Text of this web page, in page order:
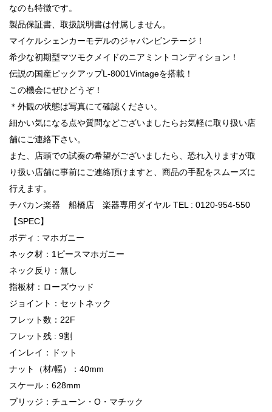
なのも特徴です。
製品保証書、取扱説明書は付属しません。
マイケルシェンカーモデルのジャパンビンテージ！
希少な初期型マツモクメイドのニアミントコンディション！
伝説の国産ピックアップL-8001Vintageを搭載！
この機会にぜひどうぞ！
＊外観の状態は写真にて確認ください。
細かい気になる点や質問などございましたらお気軽に取り扱い店
舗にご連絡下さい。
また、店頭での試奏の希望がございましたら、恐れ入りますが取
り扱い店舗に事前にご連絡頂けますと、商品の手配をスムーズに
行えます。
チバカン楽器 船橋店 楽器専用ダイヤル TEL : 0120-954-550
【SPEC】
ボディ : マホガニー
ネック材：1ピースマホガニー
ネック反り：無し
指板材：ローズウッド
ジョイント：セットネック
フレット数：22F
フレット残 : 9割
インレイ：ドット
ナット（材/幅）：40mm
スケール：628mm
ブリッジ：チューン・O・マチック